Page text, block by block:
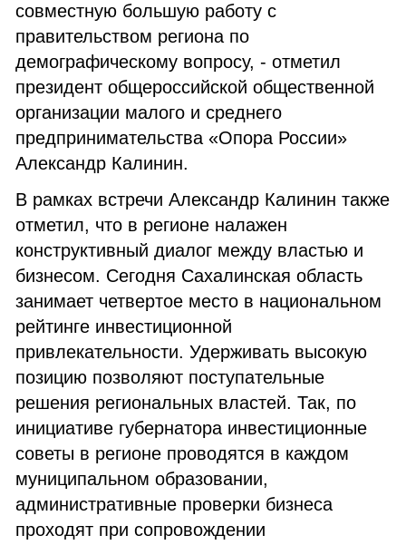
совместную большую работу с
правительством региона по
демографическому вопросу, - отметил
президент общероссийской общественной
организации малого и среднего
предпринимательства «Опора России»
Александр Калинин.
В рамках встречи Александр Калинин также
отметил, что в регионе налажен
конструктивный диалог между властью и
бизнесом. Сегодня Сахалинская область
занимает четвертое место в национальном
рейтинге инвестиционной
привлекательности. Удерживать высокую
позицию позволяют поступательные
решения региональных властей. Так, по
инициативе губернатора инвестиционные
советы в регионе проводятся в каждом
муниципальном образовании,
административные проверки бизнеса
проходят при сопровождении